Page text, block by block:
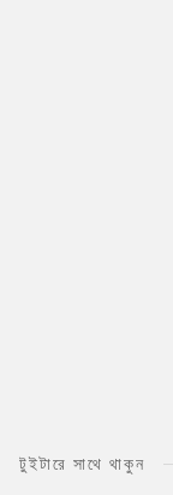
টুইটারে সাথে থাকুন